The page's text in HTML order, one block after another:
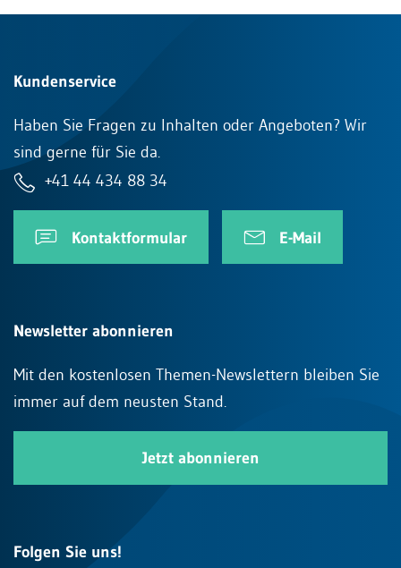
Kundenservice
Haben Sie Fragen zu Inhalten oder Angeboten? Wir
sind gerne für Sie da.
+41 44 434 88 34
Kontaktformular E-Mail
Newsletter abonnieren
Mit den kostenlosen Themen-Newslettern bleiben Sie
immer auf dem neusten Stand.
Jetzt abonnieren
Folgen Sie uns!